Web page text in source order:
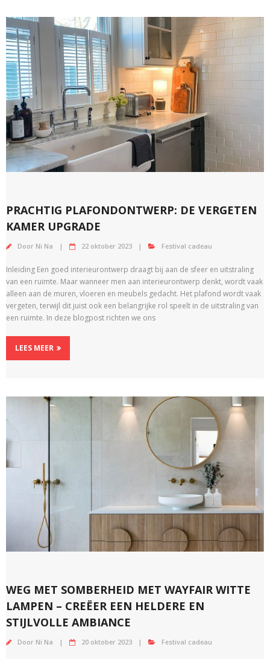
PRACHTIG PLAFONDONTWERP: DE VERGETEN
KAMER UPGRADE
Door Ni Na 22 oktober 2023 Festival cadeau
Inleiding Een goed interieurontwerp draagt bij aan de sfeer en uitstraling
van een ruimte. Maar wanneer men aan interieurontwerp denkt, wordt vaak
alleen aan de muren, vloeren en meubels gedacht. Het plafond wordt vaak
vergeten, terwijl dit juist ook een belangrijke rol speelt in de uitstraling van
een ruimte. In deze blogpost richten we ons
LEES MEER
WEG MET SOMBERHEID MET WAYFAIR WITTE
LAMPEN – CREËER EEN HELDERE EN
STIJLVOLLE AMBIANCE
Door Ni Na 20 oktober 2023 Festival cadeau